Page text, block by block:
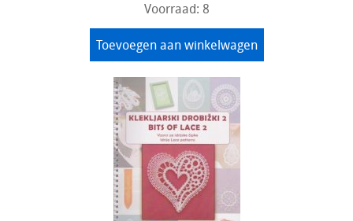
Voorraad: 8
Toevoegen aan winkelwagen